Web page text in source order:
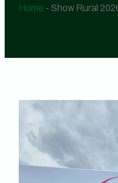
Home - Show Rural